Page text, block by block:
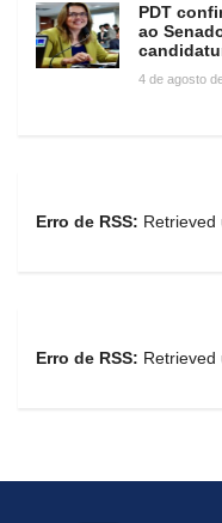
PDT
ao
4 de agosto
Erro de RSS: Retrieved
Erro de RSS: Retrieved